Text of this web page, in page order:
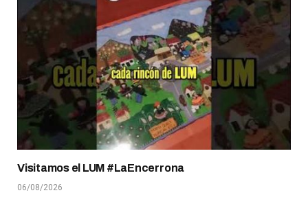
Visitamos el LUM #LaEncerrona
06/08/2026